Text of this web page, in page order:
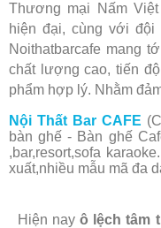
Thương mại Nấm Việt
hiện đại, cùng với đội
Noithatbarcafe mang
chất lượng cao, tiến
phẩm hợp lý. Nhằm
Nội Thất Bar CAFE
bàn ghế - Bàn ghế
,bar,resort,sofa
xuất,nhiều mẫu mã đa
Hiện nayô lệch tâm